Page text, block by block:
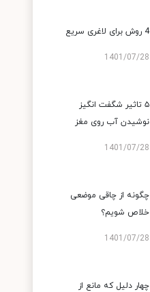
4 روش برای لاغری سریع
1401/07/28
۵ تاثیر شگفت انگیز
نوشیدن آب روی مغز
1401/07/28
چگونه از چاقی موضعی
خلاص شویم؟
1401/07/28
چهار دلیل که مانع از